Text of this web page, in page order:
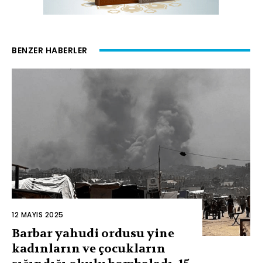
BENZER HABERLER
12 MAYIS 2025
Barbar yahudi ordusu yine
kadınların ve çocukların